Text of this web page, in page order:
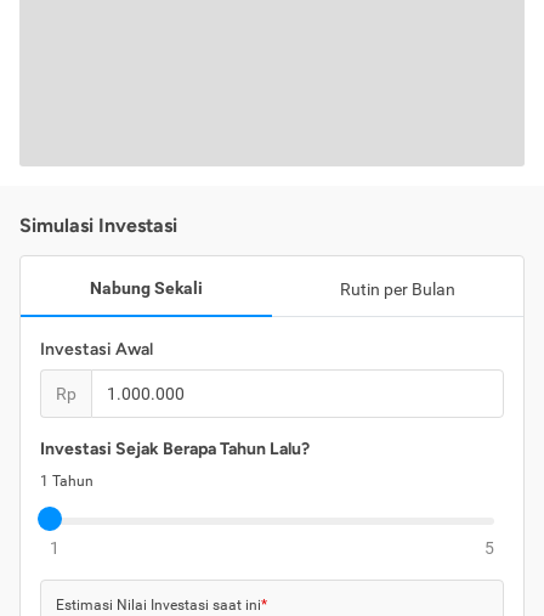
Simulasi Investasi
Nabung Sekali Rutin per Bulan
Investasi Awal
Rp
Investasi Sejak Berapa Tahun Lalu?
1 Tahun
1 5
Estimasi Nilai Investasi saat ini*